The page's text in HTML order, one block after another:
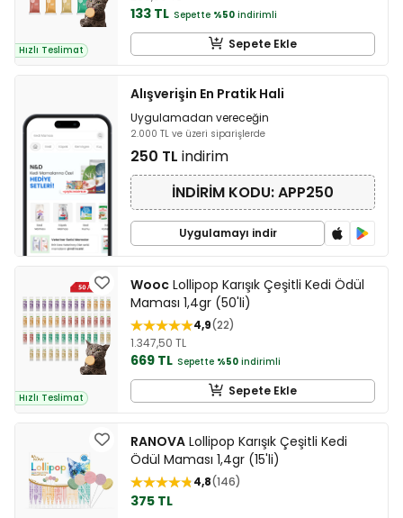
Hızlı Teslimat
133 TL Sepette %50 indirimli
Sepete Ekle
Alışverişin En Pratik Hali
Uygulamadan vereceğin
2.000 TL ve üzeri siparişlerde
250 TL indirim
İNDİRİM KODU: APP250
Uygulamayı indir
Hızlı Teslimat
Wooc Lollipop Karışık Çeşitli Kedi Ödül
Maması 1,4gr (50'li)
4,9 22
1.347,50 TL
669 TL Sepette %50 indirimli
Sepete Ekle
RANOVA Lollipop Karışık Çeşitli Kedi
Ödül Maması 1,4gr (15'li)
4,8 146
375 TL